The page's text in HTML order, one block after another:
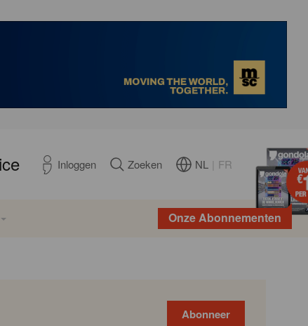
Inloggen Zoeken NL FR
Onze Abonnementen
Abonneer